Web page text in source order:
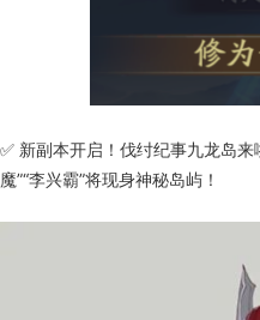
✅ 新副本开启！伐纣纪事九龙岛来
魔”“李兴霸”将现身神秘岛屿！